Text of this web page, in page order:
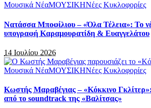
Μουσικά ΝέαΜΟΥΣΙΚΗΝέες Κυκλοφορίες
Νατάσσα Μποφίλιου – «Όλα Τέλεια»: Το
υπογραφή Καραμουρατίδη & Ευαγγελάτου
14 Ιουλίου 2026
Μουσικά ΝέαΜΟΥΣΙΚΗΝέες Κυκλοφορίες
Κωστής Μαραβέγιας – «Κόκκινο
από το soundtrack της «Βαλίτσας»